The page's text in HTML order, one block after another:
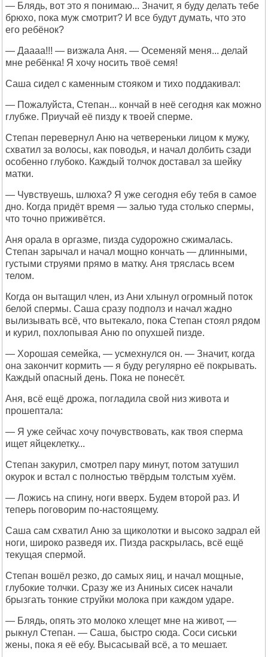
— Блядь, вот это я понимаю... Значит, я буду делать тебе
брюхо, пока муж смотрит? И все будут думать, что это
его ребёнок?
— Даааа!!! — визжала Аня. — Осеменяй меня... делай
мне ребёнка! Я хочу носить твоё семя!
Саша сидел с каменным стояком и тихо поддакивал:
— Пожалуйста, Степан... кончай в неё сегодня как можно
глубже. Приучай её пизду к твоей сперме.
Степан перевернул Аню на четвереньки лицом к мужу,
схватил за волосы, как поводья, и начал долбить сзади
особенно глубоко. Каждый толчок доставал за шейку
матки.
— Чувствуешь, шлюха? Я уже сегодня ебу тебя в самое
дно. Когда придёт время — залью туда столько спермы,
что точно приживётся.
Аня орала в оргазме, пизда судорожно сжималась.
Степан зарычал и начал мощно кончать — длинными,
густыми струями прямо в матку. Аня тряслась всем
телом.
Когда он вытащил член, из Ани хлынул огромный поток
белой спермы. Саша сразу подполз и начал жадно
вылизывать всё, что вытекало, пока Степан стоял рядом
и курил, похлопывая Аню по опухшей пизде.
— Хорошая семейка, — усмехнулся он. — Значит, когда
она закончит кормить — я буду регулярно её покрывать.
Каждый опасный день. Пока не понесёт.
Аня, всё ещё дрожа, погладила свой низ живота и
прошептала:
— Я уже сейчас хочу почувствовать, как твоя сперма
ищет яйцеклетку...
Степан закурил, смотрел пару минут, потом затушил
окурок и встал с полностью твёрдым толстым хуём.
— Ложись на спину, ноги вверх. Будем второй раз. И
теперь поговорим по-настоящему.
Саша сам схватил Аню за щиколотки и высоко задрал ей
ноги, широко разведя их. Пизда раскрылась, всё ещё
текущая спермой.
Степан вошёл резко, до самых яиц, и начал мощные,
глубокие толчки. Сразу же из Аниных сисек начали
брызгать тонкие струйки молока при каждом ударе.
— Блядь, опять это молоко хлещет мне на живот, —
рыкнул Степан. — Саша, быстро сюда. Соси сиськи
жены, пока я её ебу. Высасывай всё, а то мешает.